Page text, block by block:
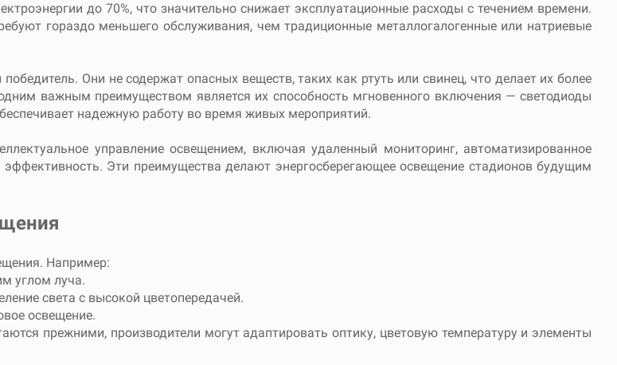
до 70%, что значительно снижает эксплуатационные расходы с течением времени.
гораздо меньшего обслуживания, чем традиционные металлогалогенные или натриевые
Они не содержат опасных веществ, таких как ртуть или свинец, что делает их более
важным преимуществом является их способность мгновенного включения — светодиоды
надежную работу во время живых мероприятий.
управление освещением, включая удаленный мониторинг, автоматизированное
Эти преимущества делают энергосберегающее освещение стадионов будущим
Например:
углом луча.
света с высокой цветопередачей.
освещение.
прежними, производители могут адаптировать оптику, цветовую температуру и элементы